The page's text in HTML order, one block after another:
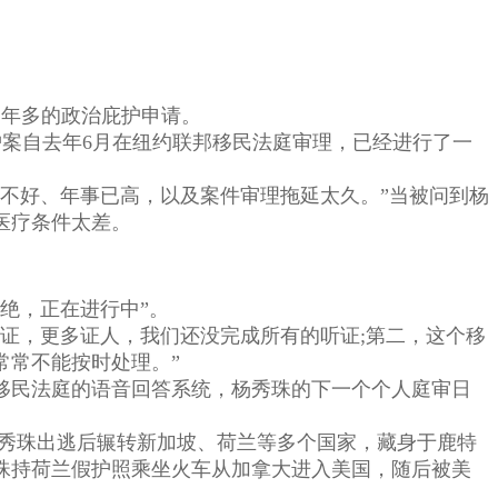
多的政治庇护申请。
自去年6月在纽约联邦移民法庭审理，已经进行了一
好、年事已高，以及案件审理拖延太久。”当被问到杨
条件太差。
正在进行中”。
更多证人，我们还没完成所有的听证;第二，这个移
常不能按时处理。”
法庭的语音回答系统，杨秀珠的下一个个人庭审日
出逃后辗转新加坡、荷兰等多个国家，藏身于鹿特
荷兰假护照乘坐火车从加拿大进入美国，随后被美